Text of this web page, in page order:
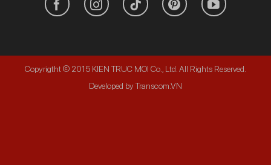
Developed by Transcom.VN
Copyrigtht © 2015 KIEN TRUC MOI Co., Ltd. All Rights Reserved.